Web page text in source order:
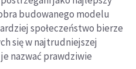
budowanego modelu
społeczeństwo bierze
się w najtrudniejszej
nazwać prawdziwie